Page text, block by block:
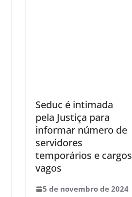
Seduc é intimada
pela Justiça para
informar número de
servidores
temporários e cargos
vagos
5 de novembro de 2024